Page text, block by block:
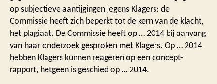
op subjectieve aantijgingen jegens Klagers: de
Commissie heeft zich beperkt tot de kern van de klacht,
het plagiaat. De Commissie heeft op … 2014 bij aanvang
van haar onderzoek gesproken met Klagers. Op … 2014
hebben Klagers kunnen reageren op een concept-
rapport, hetgeen is geschied op … 2014.